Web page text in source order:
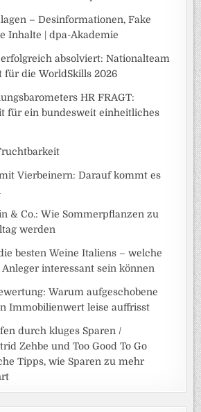
– Desinformationen, Fake
Inhalte | dpa-Akademie
absolviert: Nationalteam
für die WorldSkills 2026
HR FRAGT:
für ein bundesweit einheitliches
Vierbeinern: Darauf kommt es
& Co.: Wie Sommerpflanzen zu
werden
besten Weine Italiens – welche
interessant sein können
Warum aufgeschobene
Immobilienwert leise auffrisst
durch kluges Sparen /
Zehbe und Too Good To Go
Tipps, wie Sparen zu mehr